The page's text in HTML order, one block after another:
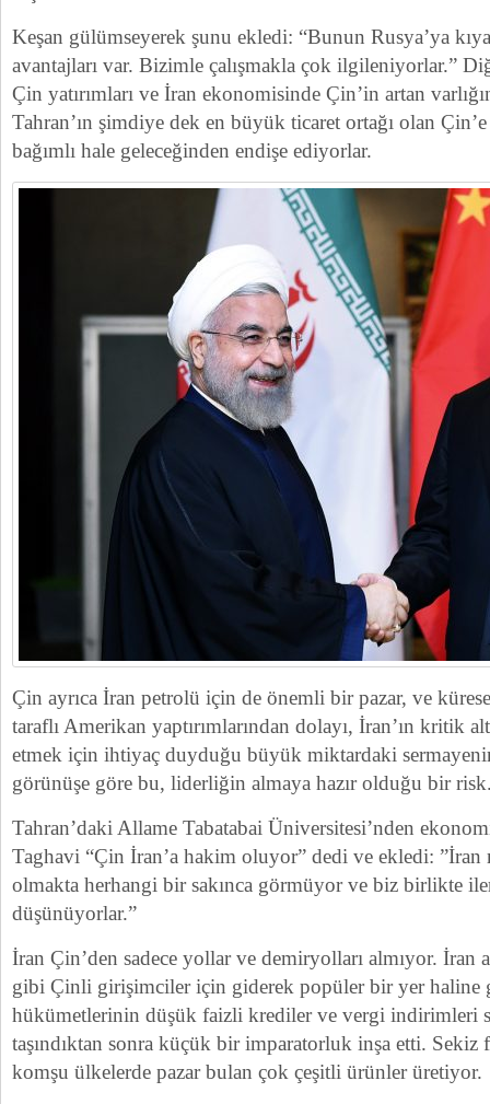
Keşan gülümseyerek şunu ekledi: “Bunun Rusya’ya
avantajları var. Bizimle çalışmakla çok ilgileniyorlar.”
Çin yatırımları ve İran ekonomisinde Çin’in artan
Tahran’ın şimdiye dek en büyük ticaret ortağı olan
bağımlı hale geleceğinden endişe ediyorlar.
Çin ayrıca İran petrolü için de önemli bir pazar, ve
taraflı Amerikan yaptırımlarından dolayı, İran’ın kritik
etmek için ihtiyaç duyduğu büyük miktardaki
görünüşe göre bu, liderliğin almaya hazır olduğu bir
Tahran’daki Allame Tabatabai Üniversitesi’nden
Taghavi “Çin İran’a hakim oluyor” dedi ve ekledi: ”İran
olmakta herhangi bir sakınca görmüyor ve biz birlikte
düşünüyorlar.”
İran Çin’den sadece yollar ve demiryolları almıyor. İran
gibi Çinli girişimciler için giderek popüler bir yer
hükümetlerinin düşük faizli krediler ve vergi indirimleri
taşındıktan sonra küçük bir imparatorluk inşa etti. Sekiz
komşu ülkelerde pazar bulan çok çeşitli ürünler üretiyor.